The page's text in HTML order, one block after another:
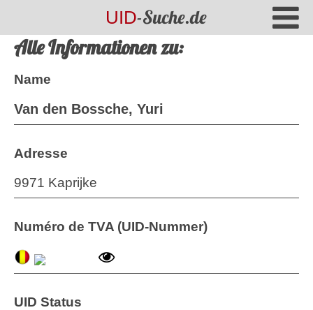
UID-Suche.de
Alle Informationen zu:
Name
Van den Bossche, Yuri
Adresse
9971 Kaprijke
Numéro de TVA (UID-Nummer)
UID Status